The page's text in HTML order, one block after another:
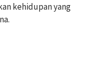
kehidupan yang